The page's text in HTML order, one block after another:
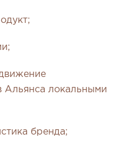
Альянса локальными
бренда;